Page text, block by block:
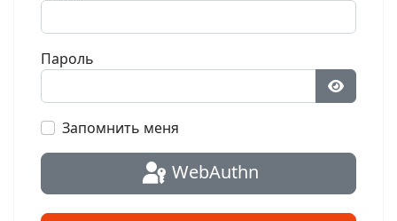
Пароль
Запомнить меня
WebAuthn